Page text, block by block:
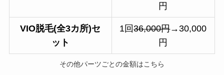
円
VIO脱毛(全3カ所)セ
ット
1回36,000円→30,000
円
その他パーツごとの金額はこちら